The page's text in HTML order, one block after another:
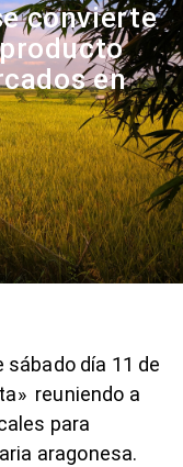
convierte
en
día 11 de
reuniendo a
para
aragonesa.